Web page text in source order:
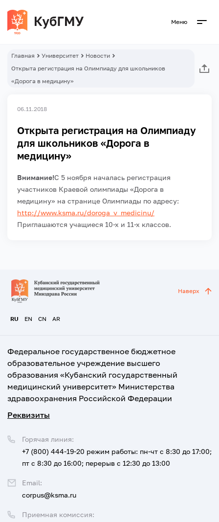
Меню
Главная Университет
Новости
Открыта регистрация на Олимпиаду для школьников
«Дорога в медицину»
06.11.2018
Открыта регистрация на Олимпиаду
для школьников «Дорога в
медицину»
Внимание!С 5 ноября началась регистрация
участников Краевой олимпиады «Дорога в
медицину» на странице Олимпиады по адресу:
http://www.ksma.ru/doroga_v_medicinu/
Приглашаются учащиеся 10-х и 11-х классов.
RU EN CN AR
Наверх
Федеральное государственное бюджетное
образовательное учреждение высшего
образования «Кубанский государственный
медицинский университет» Министерства
здравоохранения Российской Федерации
Реквизиты
Приемная комиссия:
Горячая линия:
+7 (800) 444-19-20 режим работы: пн-чт с 8:30 до 17:00;
пт с 8:30 до 16:00; перерыв с 12:30 до 13:00
Email:
corpus@ksma.ru